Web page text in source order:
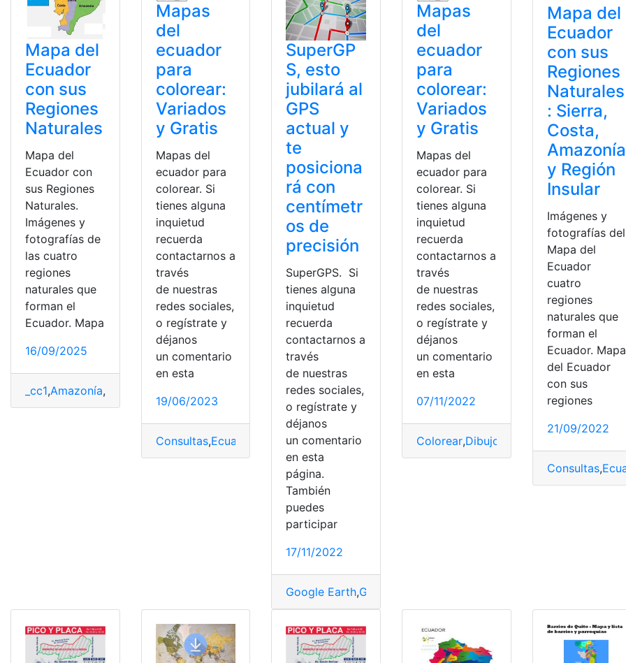
Mapa del
Ecuador
con sus
Regiones
Naturales
Mapa del
Ecuador con
sus Regiones
Naturales.
Imágenes y
fotografías de
las cuatro
regiones
naturales que
forman el
Ecuador. Mapa
16/09/2025
_cc1,Amazonía, Mapas,naturales
Mapas
del
ecuador
para
colorear:
Variados
y Gratis
Mapas del
ecuador para
colorear. Si
tienes alguna
inquietud
recuerda
contactarnos a
través
de nuestras
redes sociales,
o regístrate y
déjanos
un comentario
en esta
19/06/2023
Consultas,Ecuador Mapas
SuperGP
S, esto
jubilará al
GPS
actual y
te
posiciona
rá con
centímetr
os de
precisión
SuperGPS. Si
tienes alguna
inquietud
recuerda
contactarnos a
través
de nuestras
redes sociales,
o regístrate y
déjanos
un comentario
en esta
página.
También
puedes
participar
17/11/2022
Google Earth,GPS
Mapas
del
ecuador
para
colorear:
Variados
y Gratis
Mapas del
ecuador para
colorear. Si
tienes alguna
inquietud
recuerda
contactarnos a
través
de nuestras
redes sociales,
o regístrate y
déjanos
un comentario
en esta
07/11/2022
Colorear,Dibujos
Mapa del
Ecuador
con sus
Regiones
Naturales
: Sierra,
Costa,
Amazonía
y Región
Insular
Imágenes y
fotografías del
Mapa del
Ecuador
cuatro
regiones
naturales que
forman el
Ecuador. Mapa
del Ecuador
con sus
regiones
21/09/2022
Consultas,